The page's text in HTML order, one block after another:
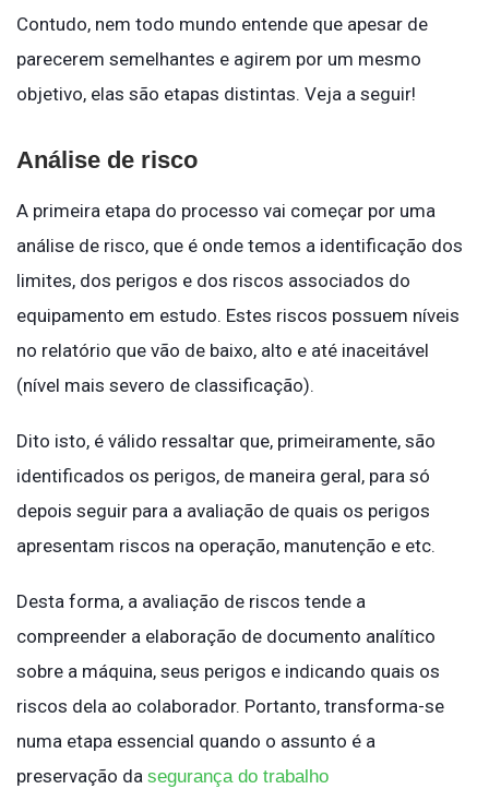
Contudo, nem todo mundo entende que apesar de
parecerem semelhantes e agirem por um mesmo
objetivo, elas são etapas distintas. Veja a seguir!
Análise de risco
A primeira etapa do processo vai começar por uma
análise de risco, que é onde temos a identificação dos
limites, dos perigos e dos riscos associados do
equipamento em estudo. Estes riscos possuem níveis
no relatório que vão de baixo, alto e até inaceitável
(nível mais severo de classificação).
Dito isto, é válido ressaltar que, primeiramente, são
identificados os perigos, de maneira geral, para só
depois seguir para a avaliação de quais os perigos
apresentam riscos na operação, manutenção e etc.
Desta forma, a avaliação de riscos tende a
compreender a elaboração de documento analítico
sobre a máquina, seus perigos e indicando quais os
riscos dela ao colaborador. Portanto, transforma-se
numa etapa essencial quando o assunto é a
preservação da segurança do trabalho